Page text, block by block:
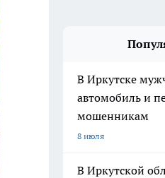
В Иркутске
автомобиль и
мошенникам
8 июля
В Иркутской